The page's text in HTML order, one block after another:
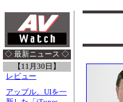
◇ 最新ニュース ◇
【11月30日】
レビュー
アップル、UIを一